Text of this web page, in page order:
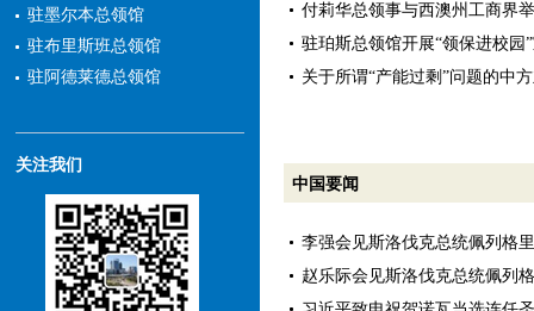
驻墨尔本总领馆
驻布里斯班总领馆
驻阿德莱德总领馆
关注我们
付莉华总领事与西澳州工商界
驻珀斯总领馆开展“领保进校园
关于所谓“产能过剩”问题的中
中国要闻
李强会见斯洛伐克总统佩列格
赵乐际会见斯洛伐克总统佩列